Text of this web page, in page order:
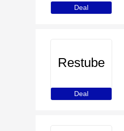
Deal
Restube
Deal